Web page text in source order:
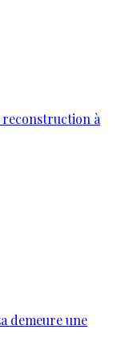
à
demeure une